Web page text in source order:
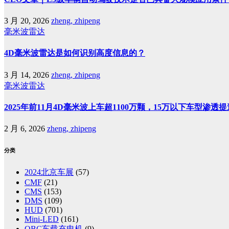
3 月 20, 2026 zheng, zhipeng
毫米波雷达
4D毫米波雷达是如何识别高度信息的？
3 月 14, 2026 zheng, zhipeng
毫米波雷达
2025年前11月4D毫米波上车超1100万颗，15万以下车型渗透提
2 月 6, 2026 zheng, zhipeng
分类
2024北京车展 (57)
CMF (21)
CMS (153)
DMS (109)
HUD (701)
Mini-LED (161)